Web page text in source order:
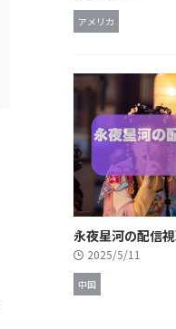
アメリカ
永夜星河の配信
2025/5/11
中国